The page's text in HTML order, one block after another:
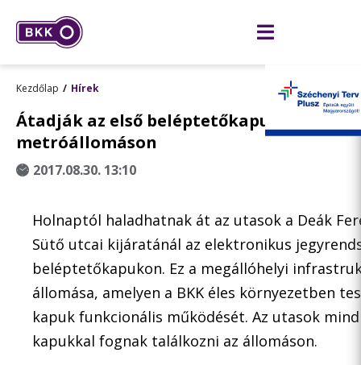
Kezdőlap Hírek
Átadják az első beléptetőkapukat a
metróállomáson
2017.08.30. 13:10
Holnaptól haladhatnak át az utasok a Deák
Sütő utcai kijáratánál az elektronikus
beléptetőkapukon. Ez a megállóhelyi
állomása, amelyen a BKK éles környezetben
kapuk funkcionális működését. Az utasok
kapukkal fognak találkozni az állomáson.